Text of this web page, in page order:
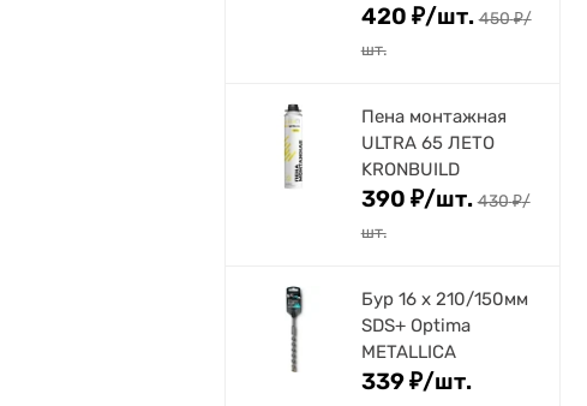
420 ₽/шт. 450₽/
шт.
Пена монтажная
ULTRA 65 ЛЕТО
KRONBUILD
390 ₽/шт. 430₽/
шт.
Бур 16 х 210/150мм
SDS+ Optima
METALLICA
339₽/шт.